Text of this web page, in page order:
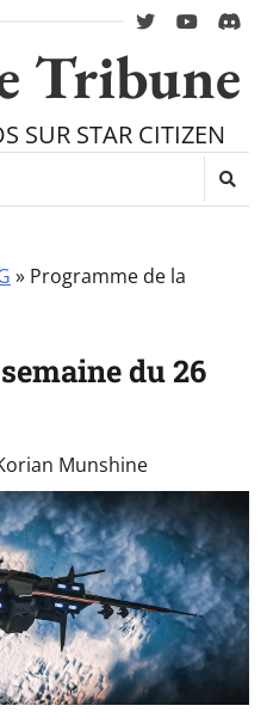
twitteryoutube
Tribune
SUR STAR CITIZEN
» Programme de la
du 26
Munshine